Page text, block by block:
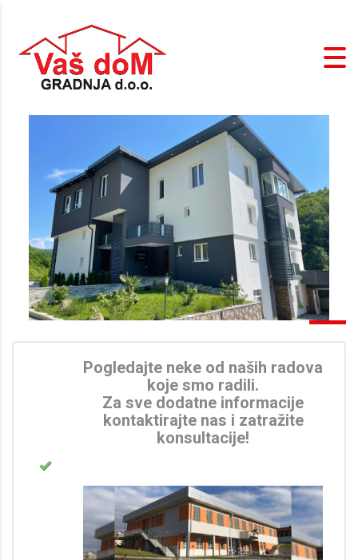
VAŠ DOM GRADNJA
Iza nas je velika plejada radova u nisko i visoko
gradnji. Ponosni smo sa otiskom koji smo
ostavili iza nas u društvu.
Pogledajte neke od naših radova
koje smo radili.
Za sve dodatne informacije
kontaktirajte nas i zatražite
konsultacije!